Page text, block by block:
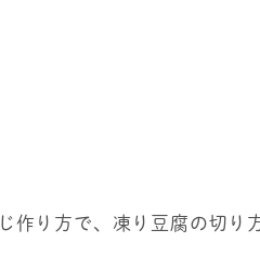
作り方で、凍り豆腐の切り